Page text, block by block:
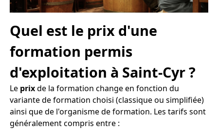
Quel est le prix d'une
formation permis
d'exploitation à Saint-Cyr ?
Le prixde la formation change en fonction du
variante de formation choisi (classique ou simplifiée)
ainsi que de l'organisme de formation. Les tarifs sont
généralement compris entre :